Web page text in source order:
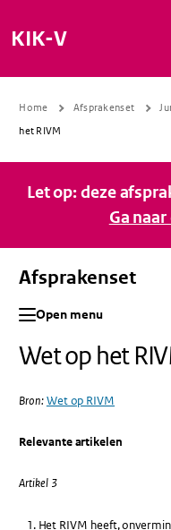
KIK-V
Home Afsprakenset
het RIVM
Let op: deze
Ga
Afsprakenset
Open menu
Wet op het
Bron:Wet op RIVM
Relevante artikelen
Artikel 3
Het RIVM heeft,